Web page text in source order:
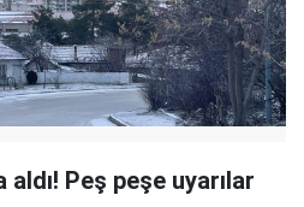
Peş peşe uyarılar